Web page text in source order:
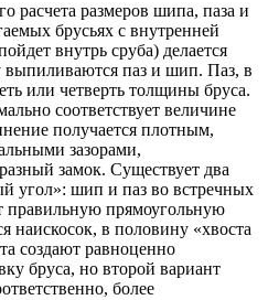
расчета размеров шипа, паза и
брусьях с внутренней
внутрь сруба) делается
выпиливаются паз и шип. Паз, в
или четверть толщины бруса.
соответствует величине
получается плотным,
зазорами,
замок. Существует два
угол»: шип и паз во встречных
правильную прямоугольную
наискосок, в половину «хвоста
создают равноценно
бруса, но второй вариант
более